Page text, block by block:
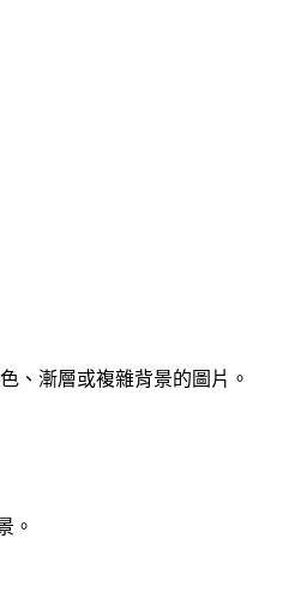
、漸層或複雜背景的圖片。
。